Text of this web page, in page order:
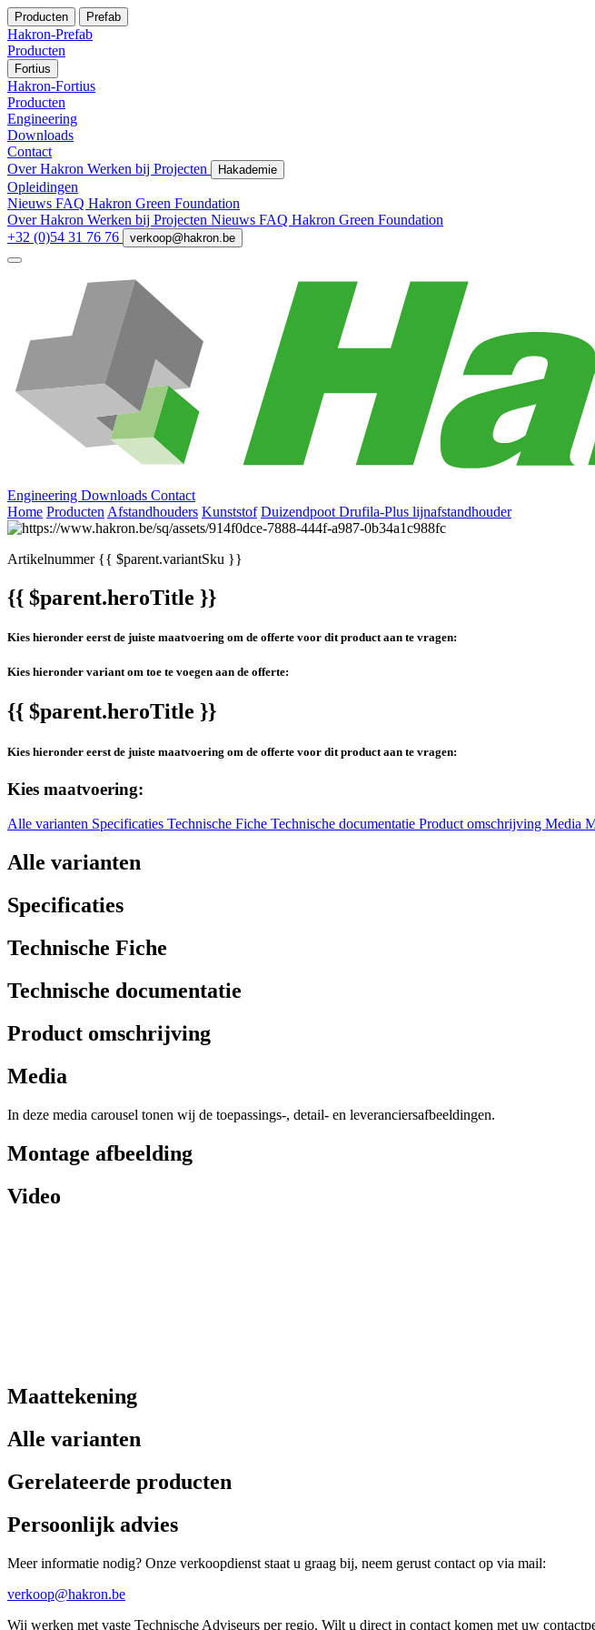
Producten Prefab
Hakron-Prefab
Producten
Fortius
Hakron-Fortius
Producten
Engineering
Downloads
Contact
Over Hakron Werken bij Projecten Hakademie
Opleidingen
Nieuws FAQ Hakron Green Foundation
Over Hakron Werken bij Projecten Nieuws FAQ Hakron Green Foundation
+32 (0)54 31 76 76
verkoop@hakron.be
Engineering Downloads Contact
Home Producten Afstandhouders Kunststof Duizendpoot Drufila-Plus lijnafstandhouder
Artikelnummer{{ $parent.variantSku }}
{{ $parent.heroTitle }}
Kies hieronder eerst de juiste maatvoering om de offerte voor dit product aan te vragen:
Kies hieronder variant om toe te voegen aan de offerte:
{{ $parent.heroTitle }}
Kies hieronder eerst de juiste maatvoering om de offerte voor dit product aan te vragen:
Kies maatvoering:
Alle varianten Specificaties Technische Fiche Technische documentatie Product omschrijving Media
Alle varianten
Specificaties
Technische Fiche
Technische documentatie
Product omschrijving
Media
In deze media carousel tonen wij de toepassings-, detail- en leveranciersafbeeldingen.
Montage afbeelding
Video
Maattekening
Alle varianten
Gerelateerde producten
Persoonlijk advies
Meer informatie nodig? Onze verkoopdienst staat u graag bij, neem gerust contact op via mail:
verkoop@hakron.be
Wij werken met vaste Technische Adviseurs per regio. Wilt u direct in contact komen met uw